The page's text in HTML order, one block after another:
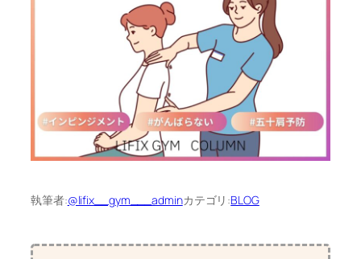
執筆者:@lifix__gym___adminカテゴリ:BLOG